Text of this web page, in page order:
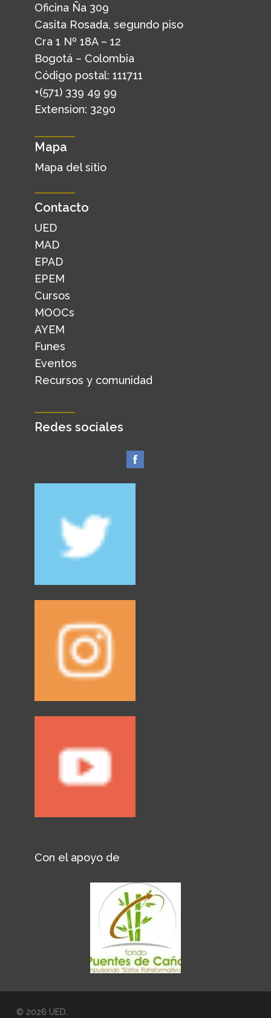
Oficina Ña 309
Casita Rosada, segundo piso
Cra 1 Nº 18A – 12
Bogotá – Colombia
Código postal: 111711
+(571) 339 49 99
Extension: 3290
Mapa
Mapa del sitio
Contacto
UED
MAD
EPAD
EPEM
Cursos
MOOCs
AYEM
Funes
Eventos
Recursos y comunidad
Redes sociales
Con el apoyo de
© 2026 UED.